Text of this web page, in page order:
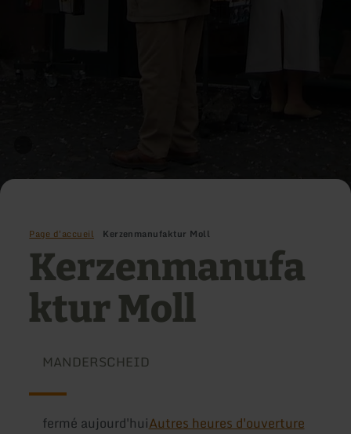
Page d'accueil Kerzenmanufaktur Moll
Kerzenmanufa
ktur Moll
MANDERSCHEID
fermé aujourd'huiAutres heures d'ouverture